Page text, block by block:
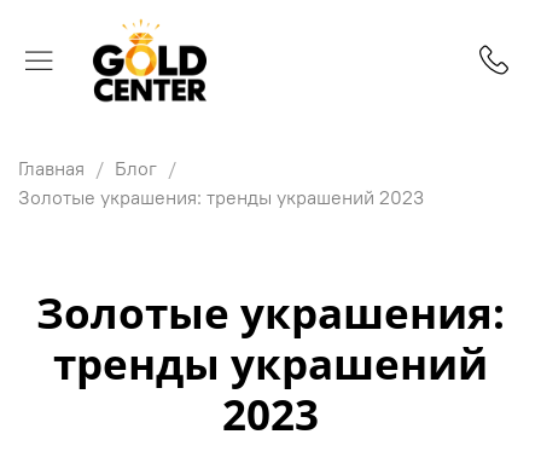
Главная
Блог
Золотые украшения: тренды украшений 2023
Золотые украшения:
тренды украшений
2023